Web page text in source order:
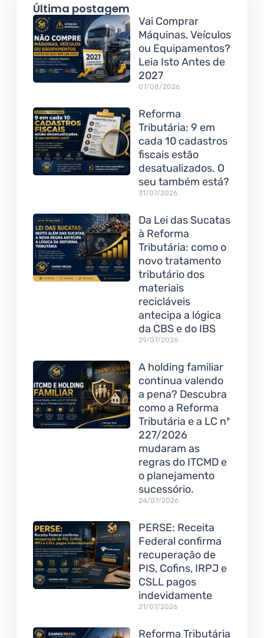
Última postagem
Vai Comprar
Máquinas, Veículos
ou Equipamentos?
Leia Isto Antes de
2027
07/08/2026
Reforma
Tributária: 9 em
cada 10 cadastros
fiscais estão
desatualizados. O
seu também está?
31/07/2026
Da Lei das Sucatas
à Reforma
Tributária: como o
novo tratamento
tributário dos
materiais
recicláveis
antecipa a lógica
da CBS e do IBS
29/07/2026
A holding familiar
continua valendo
a pena? Descubra
como a Reforma
Tributária e a LC nº
227/2026
mudaram as
regras do ITCMD e
o planejamento
sucessório.
24/07/2026
PERSE: Receita
Federal confirma
recuperação de
PIS, Cofins, IRPJ e
CSLL pagos
indevidamente
21/07/2026
Reforma Tributária